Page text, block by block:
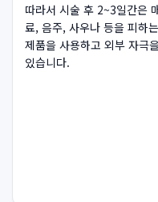
따라서 시술 후 2~3일간은
료, 음주, 사우나 등을 피하
제품을 사용하고 외부 자극
있습니다.